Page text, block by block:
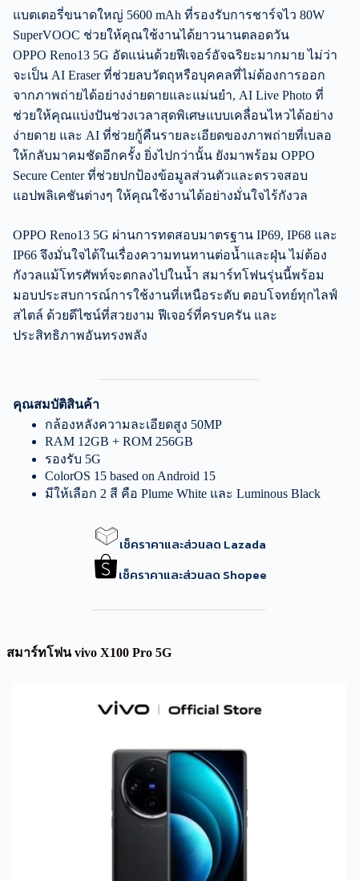
แบตเตอรี่ขนาดใหญ่ 5600 mAh ที่รองรับการชาร์จไว 80W
SuperVOOC ช่วยให้คุณใช้งานได้ยาวนานตลอดวัน
OPPO Reno13 5G อัดแน่นด้วยฟีเจอร์อัจฉริยะมากมาย ไม่ว่า
จะเป็น AI Eraser ที่ช่วยลบวัตถุหรือบุคคลที่ไม่ต้องการออก
จากภาพถ่ายได้อย่างง่ายดายและแม่นยำ, AI Live Photo ที่
ช่วยให้คุณแบ่งปันช่วงเวลาสุดพิเศษแบบเคลื่อนไหวได้อย่าง
ง่ายดาย และ AI ที่ช่วยกู้คืนรายละเอียดของภาพถ่ายที่เบลอ
ให้กลับมาคมชัดอีกครั้ง ยิ่งไปกว่านั้น ยังมาพร้อม OPPO
Secure Center ที่ช่วยปกป้องข้อมูลส่วนตัวและตรวจสอบ
แอปพลิเคชันต่างๆ ให้คุณใช้งานได้อย่างมั่นใจไร้กังวล
OPPO Reno13 5G ผ่านการทดสอบมาตรฐาน IP69, IP68 และ
IP66 จึงมั่นใจได้ในเรื่องความทนทานต่อน้ำและฝุ่น ไม่ต้อง
กังวลแม้โทรศัพท์จะตกลงไปในน้ำ สมาร์ทโฟนรุ่นนี้พร้อม
มอบประสบการณ์การใช้งานที่เหนือระดับ ตอบโจทย์ทุกไลฟ์
สไตล์ ด้วยดีไซน์ที่สวยงาม ฟีเจอร์ที่ครบครัน และ
ประสิทธิภาพอันทรงพลัง
คุณสมบัติสินค้า
กล้องหลังความละเอียดสูง 50MP
RAM 12GB + ROM 256GB
รองรับ 5G
ColorOS 15 based on Android 15
มีให้เลือก 2 สี คือ Plume White และ Luminous Black
เช็คราคาและส่วนลด Lazada
เช็คราคาและส่วนลด Shopee
สมาร์ทโฟน vivo X100 Pro 5G